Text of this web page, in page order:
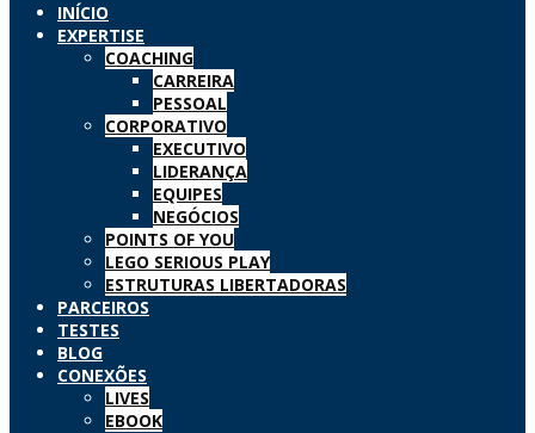
INÍCIO
EXPERTISE
COACHING
CARREIRA
PESSOAL
CORPORATIVO
EXECUTIVO
LIDERANÇA
EQUIPES
NEGÓCIOS
POINTS OF YOU
LEGO SERIOUS PLAY
ESTRUTURAS LIBERTADORAS
PARCEIROS
TESTES
BLOG
CONEXÕES
LIVES
EBOOK